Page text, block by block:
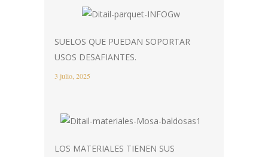
SUELOS QUE PUEDAN SOPORTAR
USOS DESAFIANTES.
3 julio, 2025
LOS MATERIALES TIENEN SUS